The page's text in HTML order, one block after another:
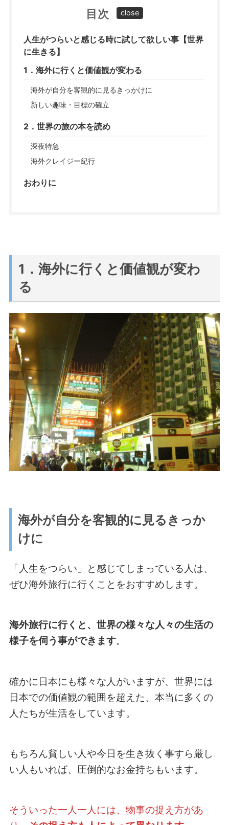
目次
人生がつらいと感じる時に試して欲しい事【世界
に生きる】
1．海外に行くと価値観が変わる
海外が自分を客観的に見るきっかけに
新しい趣味・目標の確立
2．世界の旅の本を読め
深夜特急
海外クレイジー紀行
おわりに
1．海外に行くと価値観が変わ
る
海外が自分を客観的に見るきっか
けに
「人生をつらい」と感じてしまっている人は、
ぜひ海外旅行に行くことをおすすめします。
海外旅行に行くと、世界の様々な人々の生活の
様子を伺う事ができます。
確かに日本にも様々な人がいますが、世界には
日本での価値観の範囲を超えた、本当に多くの
人たちが生活をしています。
もちろん貧しい人や今日を生き抜く事すら厳し
い人もいれば、圧倒的なお金持ちもいます。
そういった一人一人には、物事の捉え方があ